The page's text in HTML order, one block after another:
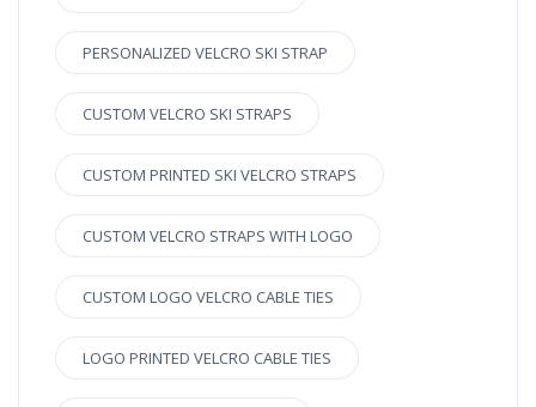
PERSONALIZED VELCRO SKI STRAP
CUSTOM VELCRO SKI STRAPS
CUSTOM PRINTED SKI VELCRO STRAPS
CUSTOM VELCRO STRAPS WITH LOGO
CUSTOM LOGO VELCRO CABLE TIES
LOGO PRINTED VELCRO CABLE TIES